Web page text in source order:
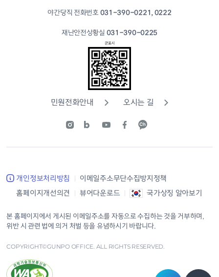
야간당직 전화번호031-390-0221, 0222
재난안전상황실 031-390-0225
민원전화안내 오시는 길
개인정보처리방침
이메일주소무단수집방지정책
홈페이지개선의견
뷰어다운로드 국가상징 알아보기
본 홈페이지에서 게시된 이메일주소를 자동으로 수집하는 것을 거부하며,
위반 시 관련 법에 의거 처벌 등을 유념하시기 바랍니다.
COPYRIGHT©GUNPO OFFICE. ALL RIGHTS RESERVED.